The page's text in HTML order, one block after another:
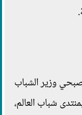
وزير الشباب
شباب العالم،